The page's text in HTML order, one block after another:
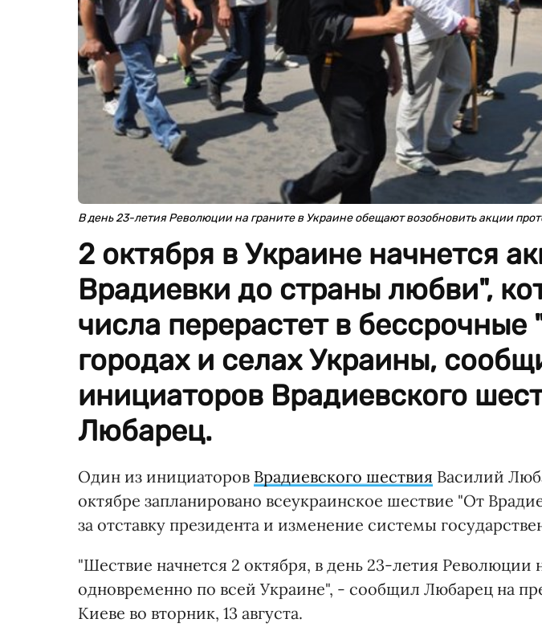
В день 23-летия Революции на граните в Украине обещают возобновить акции
2 октября в Украине начнется
Врадиевки до страны любви",
числа перерастет в
городах и селах Украины,
инициаторов Врадиевского
Любарец.
Один из инициаторов Врадиевского шествия Василий
октябре запланировано всеукраинское шествие "От
за отставку президента и изменение системы
"Шествие начнется 2 октября, в день 23-летия Революции
одновременно по всей Украине", - сообщил Любарец на
Киеве во вторник, 13 августа.